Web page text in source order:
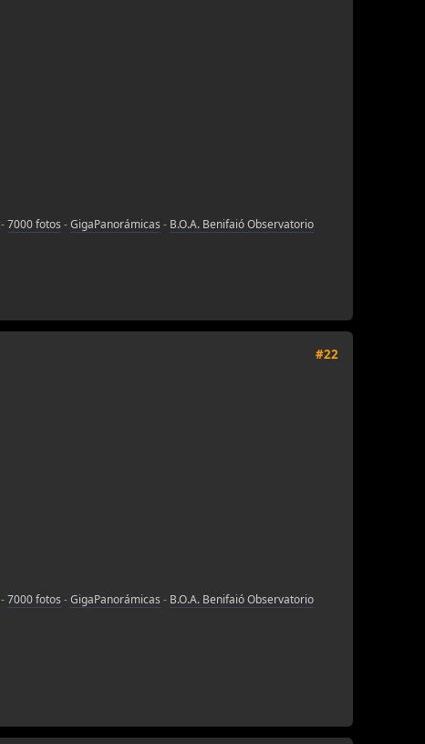
-7000 fotos -GigaPanorámicas - B.O.A. Benifaió Observatorio
#22
-7000 fotos -GigaPanorámicas - B.O.A. Benifaió Observatorio